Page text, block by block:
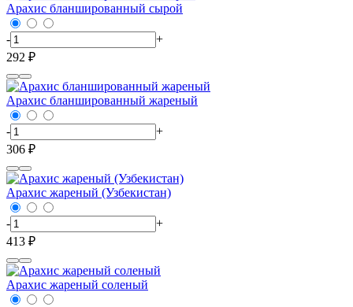
Арахис бланшированный сырой
-
+
292 ₽
Арахис бланшированный жареный
-
+
306 ₽
Арахис жареный (Узбекистан)
-
+
413 ₽
Арахис жареный соленый